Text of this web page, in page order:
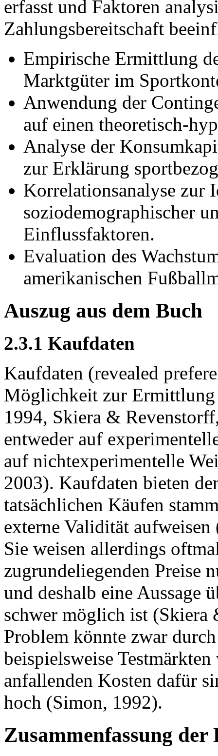
erfasst und Faktoren
Zahlungsbereitschaft
Empirische Ermittlung
Marktgüter im
Anwendung der
auf einen theoretisch-
Analyse der
zur Erklärung
Korrelationsanalyse zur
soziodemographischer
Einflussfaktoren.
Evaluation des
amerikanischen
Auszug aus dem Buch
2.3.1 Kaufdaten
Kaufdaten (revealed
Möglichkeit zur
1994, Skiera &
entweder auf
auf nichtexperimentelle
2003). Kaufdaten bieten
tatsächlichen Käufen
externe Validität
Sie weisen allerdings
zugrundeliegenden Preise
und deshalb eine Aussage
schwer möglich ist (Skiera
Problem könnte zwar
beispielsweise
anfallenden Kosten dafür
hoch (Simon, 1992).
Zusammenfassung der